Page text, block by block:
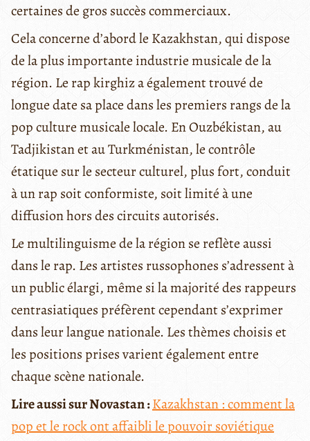
certaines de gros succès commerciaux.
Cela concerne d’abord le Kazakhstan, qui dispose
de la plus importante industrie musicale de la
région. Le rap kirghiz a également trouvé de
longue date sa place dans les premiers rangs de la
pop culture musicale locale. En Ouzbékistan, au
Tadjikistan et au Turkménistan, le contrôle
étatique sur le secteur culturel, plus fort, conduit
à un rap soit conformiste, soit limité à une
diffusion hors des circuits autorisés.
Le multilinguisme de la région se reflète aussi
dans le rap. Les artistes russophones s’adressent à
un public élargi, même si la majorité des rappeurs
centrasiatiques préfèrent cependant s’exprimer
dans leur langue nationale. Les thèmes choisis et
les positions prises varient également entre
chaque scène nationale.
Lire aussi sur Novastan :Kazakhstan : comment la
pop et le rock ont affaibli le pouvoir soviétique